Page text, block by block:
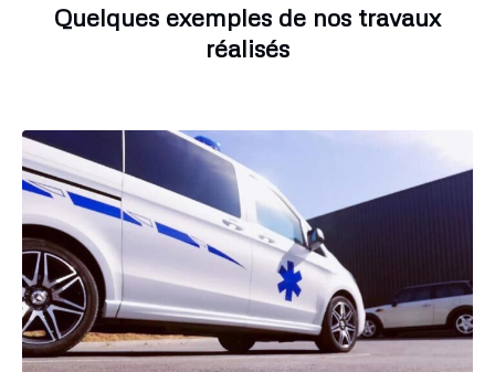
Quelques exemples de nos travaux
réalisés